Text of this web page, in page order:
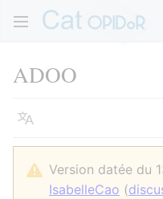
ADOO
Langue
Version datée du
IsabelleCao (